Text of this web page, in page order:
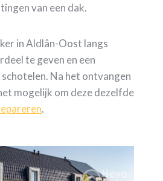
van een dak.
in Aldlân-Oost langs
te geven en een
Na het ontvangen
mogelijk om deze dezelfde
.